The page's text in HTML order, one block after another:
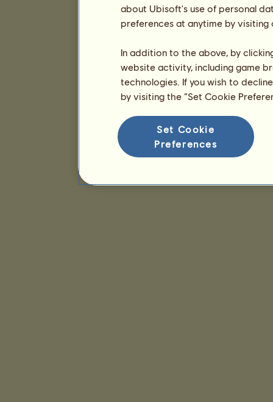
about Ubisoft's use of personal
preferences at anytime by
In addition to the above, by
website activity, including game
technologies. If you wish to
by visiting the “Set Cookie
Set Cookie
Preferences